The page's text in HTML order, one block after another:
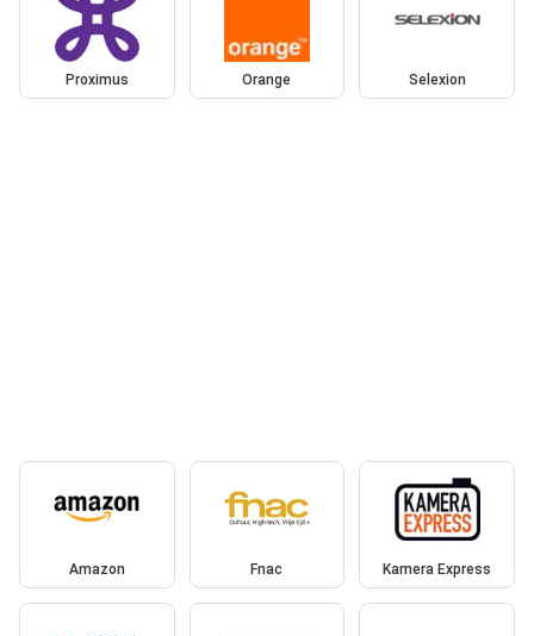
Proximus Orange Selexion
Amazon Fnac Kamera Express